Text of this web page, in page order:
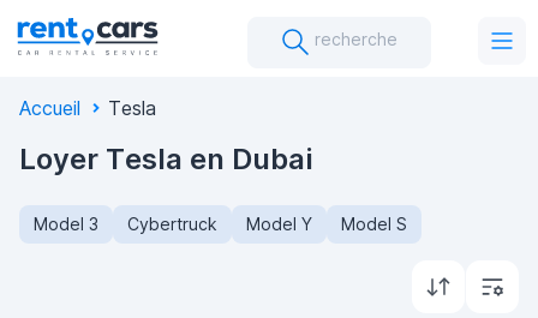
recherche
Accueil Tesla
Loyer Tesla en Dubai
Model 3 Cybertruck Model Y Model S